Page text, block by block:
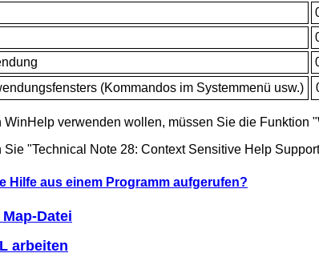
(Kommandos im Systemmenü usw.)
WinHelp verwenden wollen, müssen Sie die Funktion
Sie "Technical Note 28: Context Sensitive Help
Hilfe aus einem Programm aufgerufen?
Datei
arbeiten